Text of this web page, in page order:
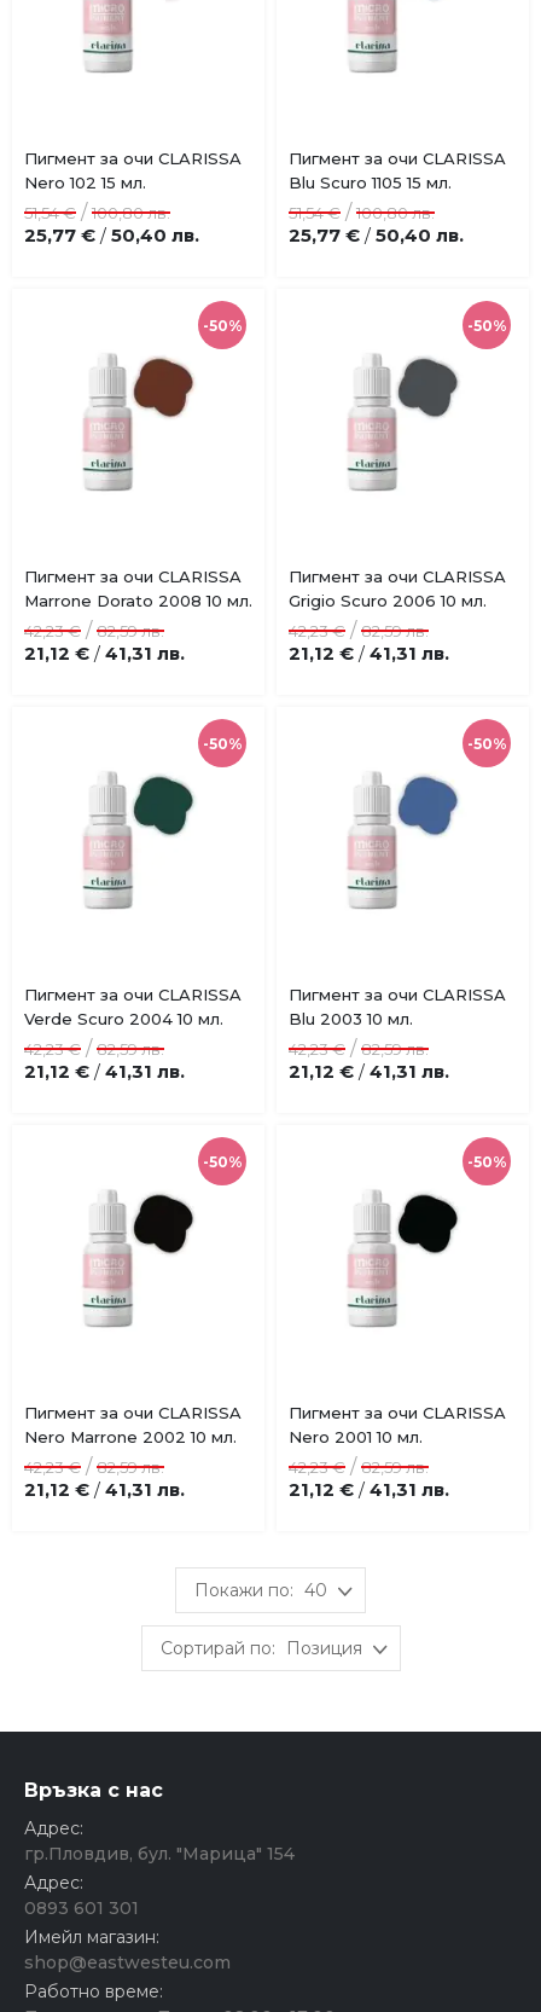
в
любими
Пигмент за очи CLARISSA
Nero 102 15 мл.
25,77 € / 50,40 лв.
51,54 € /100,80 лв.
в
любими
Купи
Пигмент за очи CLARISSA
Blu Scuro 1105 15 мл.
25,77 € / 50,40 лв.
51,54 € /100,80 лв.
-50%
Добави
в
любими
Пигмент за очи CLARISSA
Marrone Dorato 2008 10 мл.
21,12 € / 41,31 лв.
42,23 € /82,59 лв.
-50%
Добави
в
любими
Пигмент за очи CLARISSA
Grigio Scuro 2006 10 мл.
21,12 € / 41,31 лв.
42,23 € /82,59 лв.
-50%
Добави
в
любими
Пигмент за очи CLARISSA
Verde Scuro 2004 10 мл.
21,12 € / 41,31 лв.
42,23 € /82,59 лв.
-50%
в
любими
Пигмент за очи CLARISSA
Blu 2003 10 мл.
21,12 € / 41,31 лв.
42,23 € /82,59 лв.
-50%
Добави
в
любими
Пигмент за очи CLARISSA
Nero Marrone 2002 10 мл.
21,12 € / 41,31 лв.
42,23 € /82,59 лв.
-50%
Купи
Пигмент за очи CLARISSA
Nero 2001 10 мл.
21,12 € / 41,31 лв.
42,23 € /82,59 лв.
40
Позиция
Връзка с нас
Адрес:
гр.Пловдив, бул. "Марица" 154
Адрес:
0893 601 301
Имейл магазин:
shop@eastwesteu.com
Работно време: